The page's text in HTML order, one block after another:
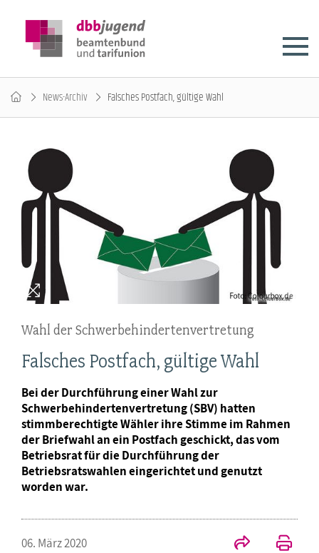
News-Archiv Falsches Postfach, gültige Wahl
Wahl der Schwerbehindertenvertretung
Falsches Postfach, gültige Wahl
Bei der Durchführung einer Wahl zur
Schwerbehindertenvertretung (SBV) hatten
stimmberechtigte Wähler ihre Stimme im Rahmen
der Briefwahl an ein Postfach geschickt, das vom
Betriebsrat für die Durchführung der
Betriebsratswahlen eingerichtet und genutzt
worden war.
06. März 2020